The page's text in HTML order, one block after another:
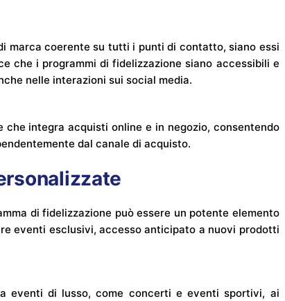
marca coerente su tutti i punti di contatto, siano essi
che i programmi di fidelizzazione siano accessibili e
nelle interazioni sui social media.
integra acquisti online e in negozio, consentendo
dal canale di acquisto.
di fidelizzazione può essere un potente elemento
eventi esclusivi, accesso anticipato a nuovi prodotti
eventi di lusso, come concerti e eventi sportivi, ai